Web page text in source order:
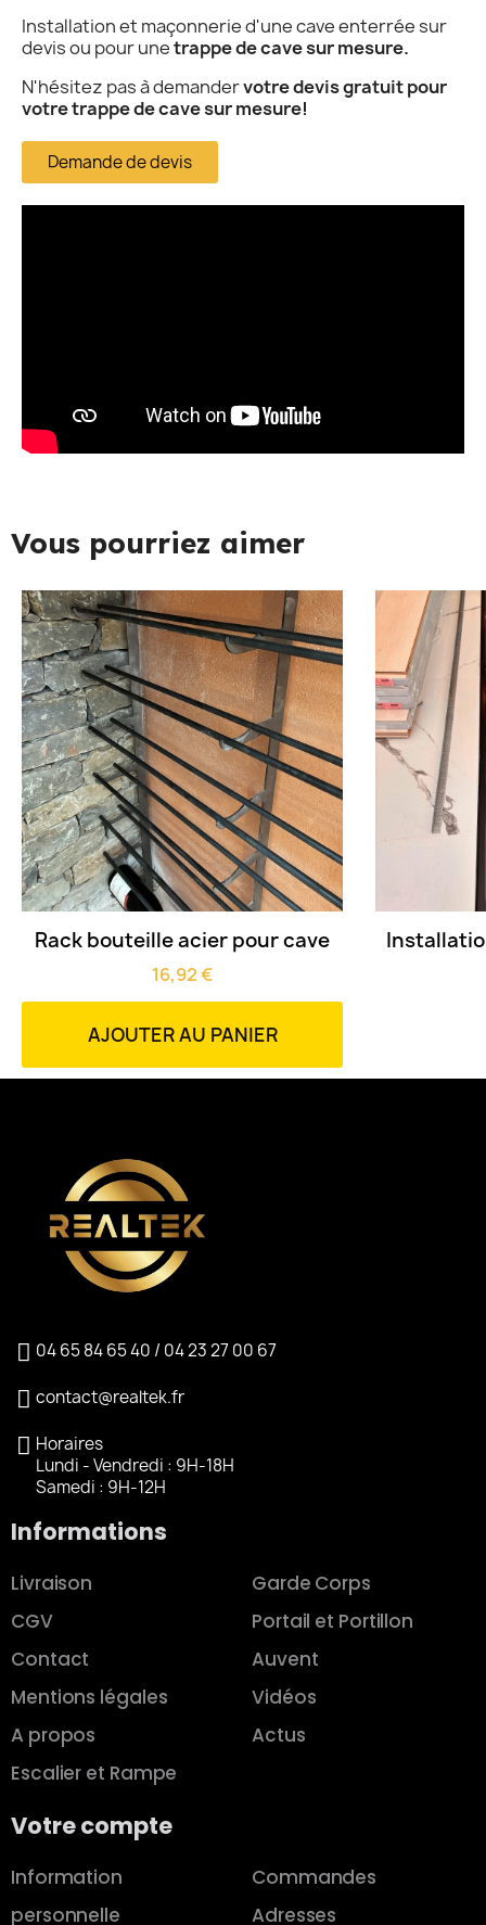
Installation et maçonnerie d'une cave enterrée sur
devis ou pour unetrappe de cave sur mesure.
N'hésitez pas à demandervotre devis gratuit pour
votre trappe de cave sur mesure!
Demande de devis
Vous pourriez aimer
Aperçu rapide
Rack bouteille acier pour cave
16,92 €
AJOUTER AU PANIER
04 65 84 65 40 / 04 23 27 00 67
contact@realtek.fr
Horaires
Lundi - Vendredi : 9H-18H
Samedi : 9H-12H
Informations
Livraison
CGV
Contact
Mentions légales
A propos
Escalier et Rampe
Garde Corps
Portail et Portillon
Auvent
Vidéos
Actus
Votre compte
Information
personnelle
Commandes
Adresses